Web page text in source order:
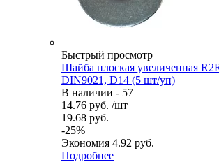
Быстрый просмотр
Шайба плоская увеличенная
DIN9021, D14 (5 шт/уп)
В наличии - 57
14.76 руб. /шт
19.68 руб.
-25%
Экономия 4.92 руб.
Подробнее